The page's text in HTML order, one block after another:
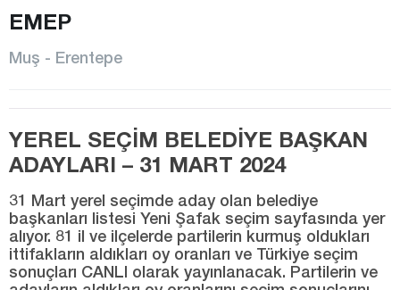
KARAAĞAÇLI
KIRKÖY
KONAKKURAN
KONUKBEKLER
KORKUT
MALAZGİRT
MERKEZ
RÜSTEMGEDİK
EMEP
Muş - Erentepe
YEREL SEÇİM BELEDİYE BAŞKAN
ADAYLARI – 31 MART 2024
31 Mart yerel seçimde aday olan belediye
başkanları listesi Yeni Şafak seçim sayfasında yer
alıyor. 81 il ve ilçelerde partilerin kurmuş oldukları
ittifakların aldıkları oy oranları ve Türkiye seçim
sonuçları CANLI olarak yayınlanacak. Partilerin ve